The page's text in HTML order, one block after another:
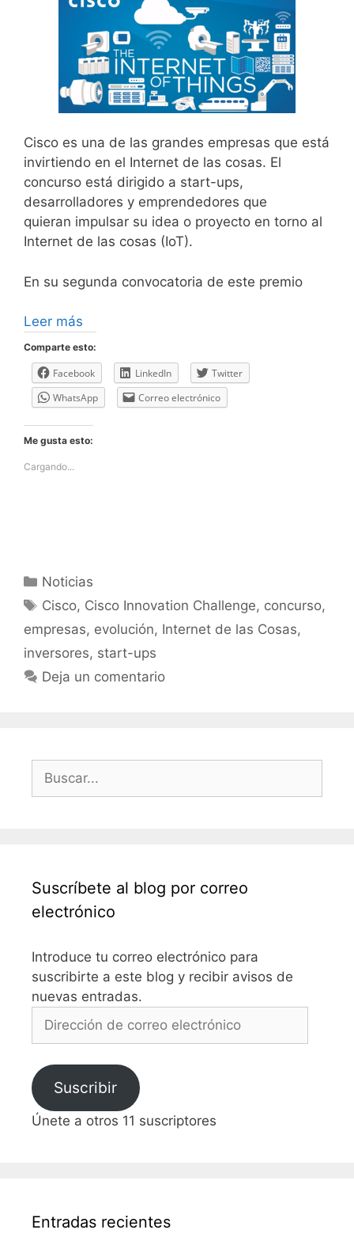
Cisco es una de las grandes empresas que está
invirtiendo en el Internet de las cosas. El
concurso está dirigido a start-ups,
desarrolladores y emprendedores que
quieran impulsar su idea o proyecto en torno al
Internet de las cosas (IoT).
En su segunda convocatoria de este premio
Leer más
Comparte esto:
Facebook LinkedIn
Twitter
WhatsApp
Correo electrónico
Me gusta esto:
Cargando...
Categorías
Noticias
Etiquetas
Cisco, Cisco Innovation Challenge, concurso,
empresas, evolución, Internet de las Cosas,
inversores, start-ups
Deja un comentario
Buscar:
Suscríbete al blog por correo
electrónico
Introduce tu correo electrónico para
suscribirte a este blog y recibir avisos de
nuevas entradas.
Dirección
electrónico
Suscribir
Únete a otros 11 suscriptores
Entradas recientes